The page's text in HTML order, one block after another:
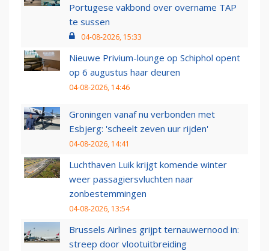
Portugese vakbond over overname TAP
te sussen
04-08-2026, 15:33
Nieuwe Privium-lounge op Schiphol opent
op 6 augustus haar deuren
04-08-2026, 14:46
Groningen vanaf nu verbonden met
Esbjerg: 'scheelt zeven uur rijden'
04-08-2026, 14:41
Luchthaven Luik krijgt komende winter
weer passagiersvluchten naar
zonbestemmingen
04-08-2026, 13:54
Brussels Airlines grijpt ternauwernood in:
streep door vlootuitbreiding